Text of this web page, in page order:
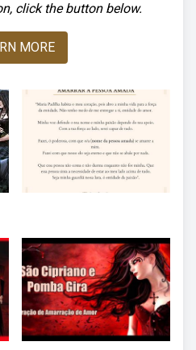
click the button below.
MORE